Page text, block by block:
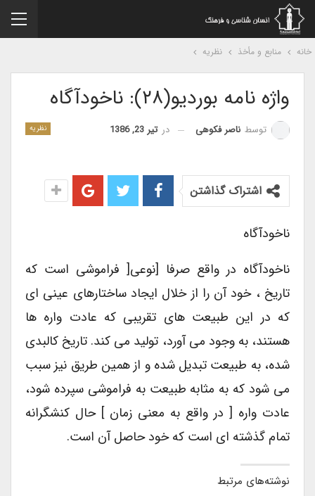
منابع و مأخذ نظریه
واژه نامه بوردیو(۲۸): ناخودآگاه
نظریه توسطناصر فکوهی درتیر 23, 1386
اشتراک گذاشتن
ناخودآگاه
ناخودآگاه در واقع صرفا [نوعی[ فراموشی است که
تاریخ ، خود آن را از خلال ایجاد ساختارهای عینی ای
که در این طبیعت های تقریبی که عادت واره ها
هستند، به وجود می آورد، تولید می کند. تاریخ کالبدی
شده، به طبیعت تبدیل شده و از همین طریق نیز سبب
می شود که به مثابه طبیعت به فراموشی سپرده شود،
عادت واره [ در واقع به معنی زمان ] حال کنشگرانه
تمام گذشته ای است که خود حاصل آن است.
نوشته‌های مرتبط